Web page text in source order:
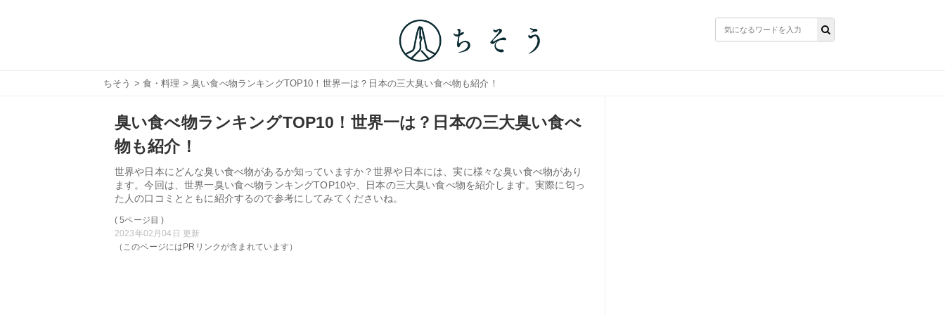
ちそう > 食・料理 > 臭い食べ物ランキングTOP10！世界一は？日本の三大臭い食べ物も紹介！
臭い食べ物ランキングTOP10！世界一は？日本の三大臭い食べ
物も紹介！
世界や日本にどんな臭い食べ物があるか知っていますか？世界や日本には、実に様々な臭い食べ物があり
ます。今回は、世界一臭い食べ物ランキングTOP10や、日本の三大臭い食べ物を紹介します。実際に匂っ
た人の口コミとともに紹介するので参考にしてみてくださいね。
( 5ページ目 )
2023年02月04日 更新
（このページにはPRリンクが含まれています）